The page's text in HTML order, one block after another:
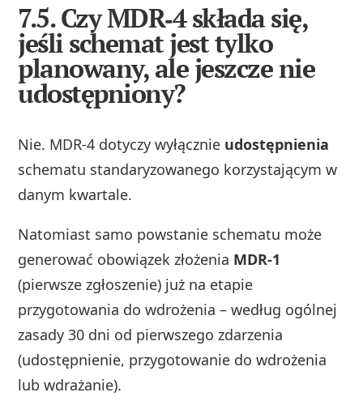
7.5. Czy MDR‑4 składa się,
jeśli schemat jest tylko
planowany, ale jeszcze nie
udostępniony?
Nie. MDR‑4 dotyczy wyłącznie udostępnienia
schematu standaryzowanego korzystającym w
danym kwartale.
Natomiast samo powstanie schematu może
generować obowiązek złożenia MDR‑1
(pierwsze zgłoszenie) już na etapie
przygotowania do wdrożenia – według ogólnej
zasady 30 dni od pierwszego zdarzenia
(udostępnienie, przygotowanie do wdrożenia
lub wdrażanie).